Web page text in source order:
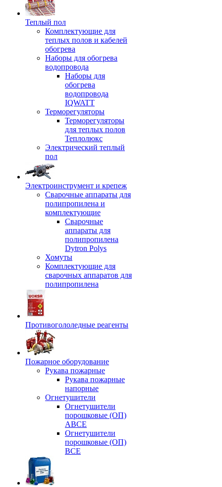
Теплый пол
Комплектующие для
теплых полов и кабелей
обогрева
Наборы для обогрева
водопровода
Наборы для
обогрева
водопровода
IQWATT
Терморегуляторы
Терморегуляторы
для теплых полов
Теплолюкс
Электрический теплый
пол
Электроинструмент и крепеж
Сварочные аппараты для
полипропилена и
комплектующие
Сварочные
аппараты для
полипропилена
Dytron Polys
Хомуты
Комплектующие для
сварочных аппаратов для
полипропилена
Противогололедные реагенты
Пожарное оборудование
Рукава пожарные
Рукава пожарные
напорные
Огнетушители
Огнетушители
порошковые (ОП)
АВСЕ
Огнетушители
порошковые (ОП)
ВСЕ